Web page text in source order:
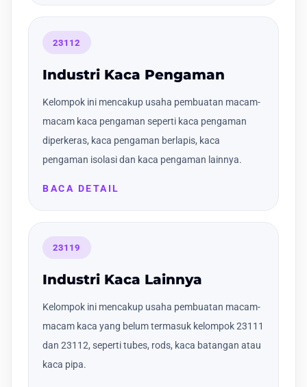
23112
Industri Kaca Pengaman
Kelompok ini mencakup usaha pembuatan macam-
macam kaca pengaman seperti kaca pengaman
diperkeras, kaca pengaman berlapis, kaca
pengaman isolasi dan kaca pengaman lainnya.
BACA DETAIL
23119
Industri Kaca Lainnya
Kelompok ini mencakup usaha pembuatan macam-
macam kaca yang belum termasuk kelompok 23111
dan 23112, seperti tubes, rods, kaca batangan atau
kaca pipa.